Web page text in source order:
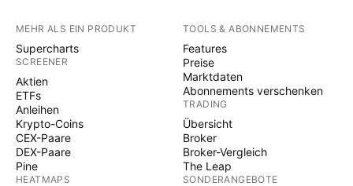
MEHR ALS EIN PRODUKT
Supercharts
SCREENER
Aktien
ETFs
Anleihen
Krypto-Coins
CEX-Paare
DEX-Paare
Pine
HEATMAPS
TOOLS & ABONNEMENTS
Features
Preise
Marktdaten
Abonnements verschenken
TRADING
Übersicht
Broker
Broker-Vergleich
The Leap
SONDERANGEBOTE